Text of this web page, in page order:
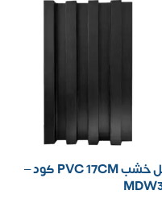
بديل خشب PVC 17CM كود –